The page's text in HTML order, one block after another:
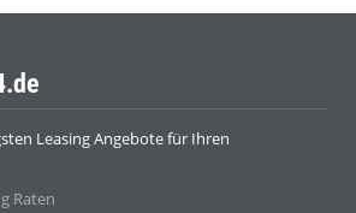
Leasing Angebote für Ihren
Raten